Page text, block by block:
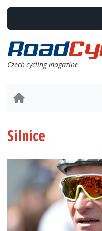
Czech cycling magazine
Silnice